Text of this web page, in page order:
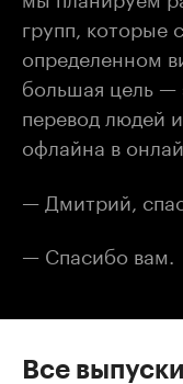
групп, которые
определенном
большая цель —
перевод людей
офлайна в
— Дмитрий,
— Спасибо вам.
Все